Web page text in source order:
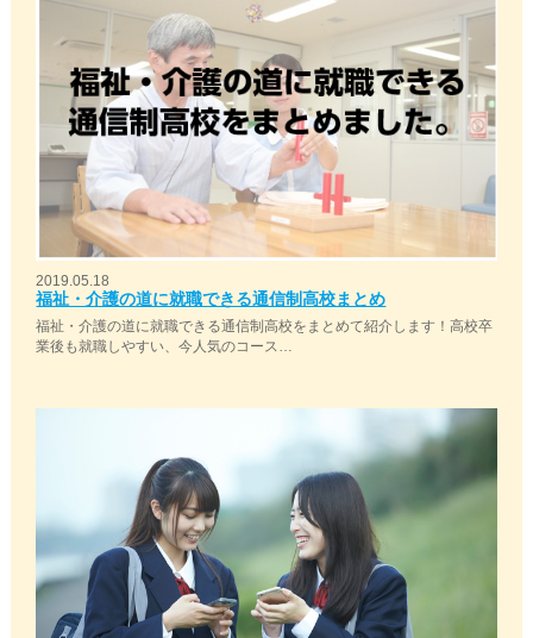
2019.05.18
福祉・介護の道に就職できる通信制高校まとめ
福祉・介護の道に就職できる通信制高校をまとめて紹介します！高校卒
業後も就職しやすい、今人気のコース…